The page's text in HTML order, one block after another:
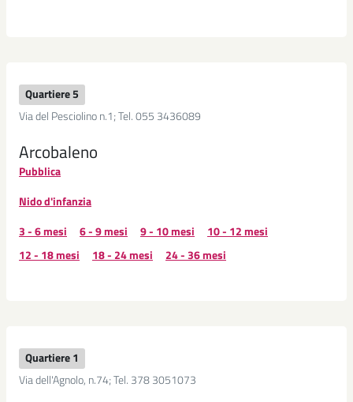
Quartiere 5
Via del Pesciolino n.1; Tel. 055 3436089
Arcobaleno
Pubblica
Nido d'infanzia
3 - 6 mesi
6 - 9 mesi 9 - 10 mesi
10 - 12 mesi
12 - 18 mesi
18 - 24 mesi 24 - 36 mesi
Quartiere 1
Via dell'Agnolo, n.74; Tel. 378 3051073